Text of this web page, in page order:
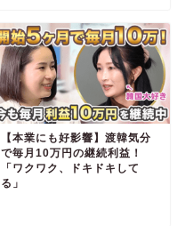
【本業にも好影響】渡韓気分
で毎月10万円の継続利益！
「ワクワク、ドキドキして
る」